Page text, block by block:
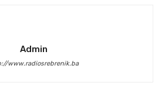
Admin
www.radiosrebrenik.ba